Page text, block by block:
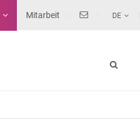
Mitarbeit DE